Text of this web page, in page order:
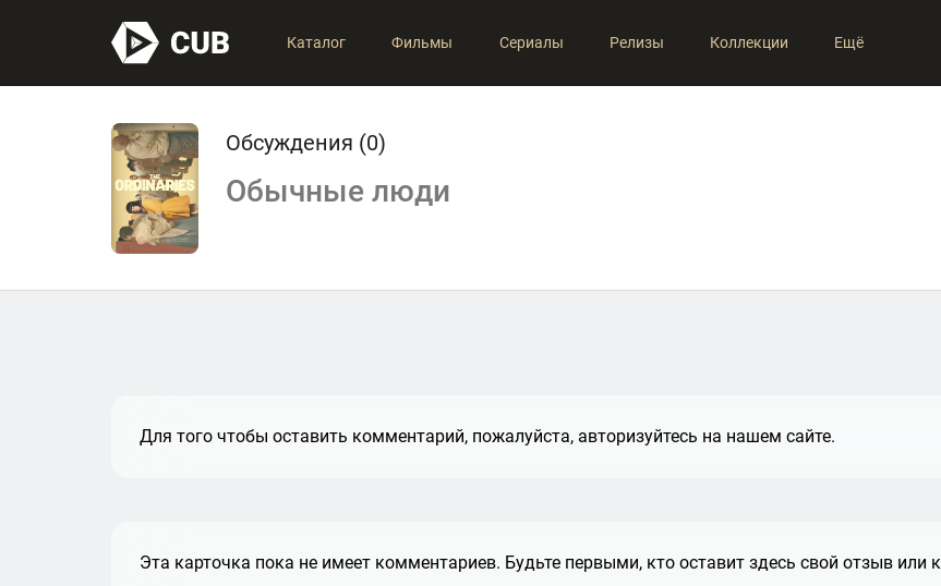
Каталог Фильмы Сериалы Релизы Коллекции Ещё
Обсуждения (0)
Обычные люди
Для того чтобы оставить комментарий, пожалуйста, авторизуйтесь на нашем сайте.
Эта карточка пока не имеет комментариев. Будьте первыми, кто оставит здесь свой отзыв или